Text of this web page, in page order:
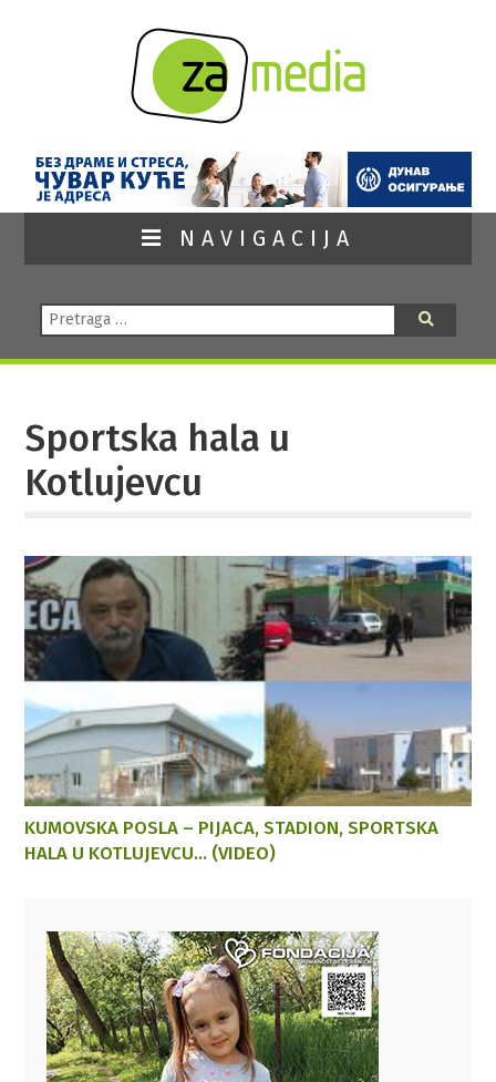
NAVIGACIJA
Pretraga:
Sportska hala u
Kotlujevcu
KUMOVSKA POSLA – PIJACA, STADION, SPORTSKA
HALA U KOTLUJEVCU… (VIDEO)